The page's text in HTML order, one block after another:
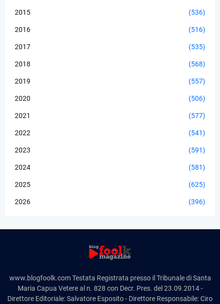
2015 (536)
2016 (516)
2017 (535)
2018 (568)
2019 (557)
2020 (506)
2021 (577)
2022 (541)
2023 (591)
2024 (581)
2025 (625)
2026 (396)
www.blogfoolk.com Testata Registrata presso il Tribunale di Santa
Maria Capua Vetere al n. 828 con Decr. Pres. del 23.09.2014 -
Direttore Editoriale: Salvatore Esposito - Direttore Responsabile: Ciro